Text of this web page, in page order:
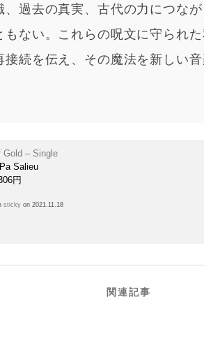
、過去の真実、古代の力につな
もない。これらの呪文に守られ
接続を伝え、その魔法を新しい
Gold – Single
Salieu
円
sticky on 2021.11.18
関連記事